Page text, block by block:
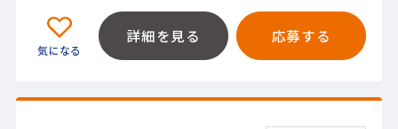
詳細を見る 応募する